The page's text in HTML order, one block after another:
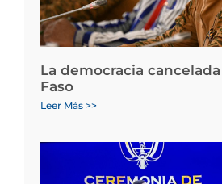
La democracia
Faso
Leer Más >>